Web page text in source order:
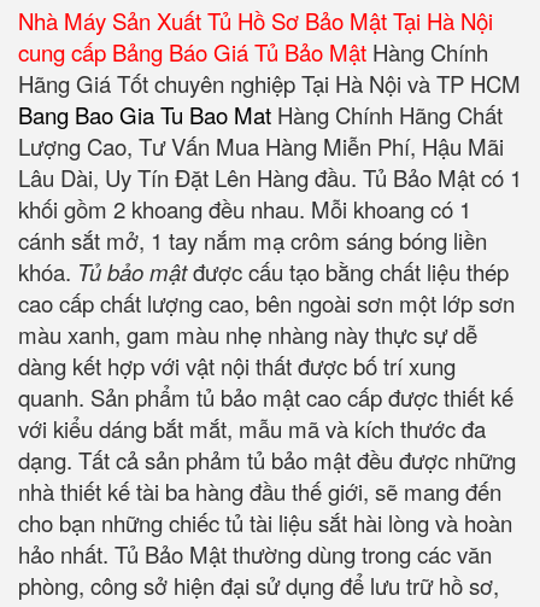
Nhà Máy Sản Xuất Tủ Hồ Sơ Bảo Mật Tại Hà Nội
cung cấp Bảng Báo Giá Tủ Bảo Mật Hàng Chính
Hãng Giá Tốt chuyên nghiệp Tại Hà Nội và TP HCM‎
Bang Bao Gia Tu Bao Mat‎ Hàng Chính Hãng Chất
Lượng Cao, Tư Vấn Mua Hàng Miễn Phí, Hậu Mãi
Lâu Dài, Uy Tín Đặt Lên Hàng đầu. Tủ Bảo Mật có 1
khối gồm 2 khoang đều nhau. Mỗi khoang có 1
cánh sắt mở, 1 tay nắm mạ crôm sáng bóng liền
khóa. Tủ bảo mậtđược cấu tạo bằng chất liệu thép
cao cấp chất lượng cao, bên ngoài sơn một lớp sơn
màu xanh, gam màu nhẹ nhàng này thực sự dễ
dàng kết hợp với vật nội thất được bố trí xung
quanh. Sản phẩm tủ bảo mật cao cấp được thiết kế
với kiểu dáng bắt mắt, mẫu mã và kích thước đa
dạng. Tất cả sản phảm tủ bảo mật đều được những
nhà thiết kế tài ba hàng đầu thế giới, sẽ mang đến
cho bạn những chiếc tủ tài liệu sắt hài lòng và hoàn
hảo nhất. Tủ Bảo Mật thường dùng trong các văn
phòng, công sở hiện đại sử dụng để lưu trữ hồ sơ,